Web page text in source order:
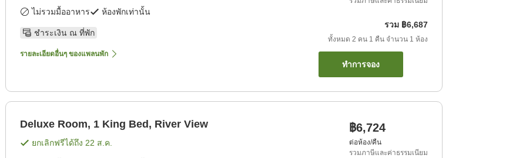
ไม่รวมมื้ออาหาร ห้องพักเท่านั้น
ชำระเงิน ณ ที่พัก
รายละเอียดอื่นๆ ของแพลนพัก
รวม ฿6,687
ทั้งหมด 2 คน 1 คืน จำนวน 1 ห้อง
ทำการจอง
Deluxe Room, 1 King Bed, River View
ยกเลิกฟรีได้ถึง 22 ส.ค.
฿6,724
ต่อห้อง/คืน
รวมภาษีและค่าธรรมเนียม